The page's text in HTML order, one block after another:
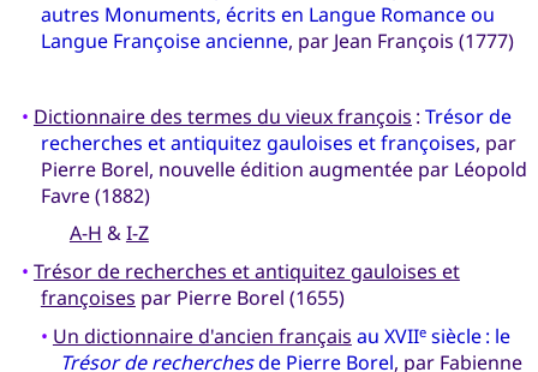
autres Monuments, écrits en Langue Romance ou
Langue Françoise ancienne, par Jean François (1777)
• Dictionnaire des termes du vieux françois : Trésor de
recherches et antiquitez gauloises et françoises, par
Pierre Borel, nouvelle édition augmentée par Léopold
Favre (1882)
A-H &I-Z
• Trésor de recherches et antiquitez gauloises et
françoises par Pierre Borel (1655)
• Un dictionnaire d'ancien français au XVIIesiècle : le
Trésor de recherchesde Pierre Borel, par Fabienne